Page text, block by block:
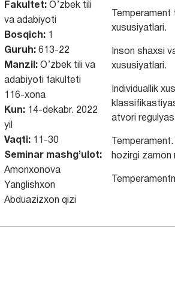
Fakultet:O’zbek tili
va adabiyoti
Bosqich:1
Guruh:613-22
Manzil:O’zbek tili va
adabiyoti fakulteti
116-xona
Kun: 14-dekabr. 2022
yil
Vaqti:11-30
Seminar mashg’ulot:
Amonxonova
Yanglishxon
Abduazizxon qizi
xususiyatlari.
Inson shaxsi
xususiyatlari.
Individuallik
atvori
hozirgi zamon